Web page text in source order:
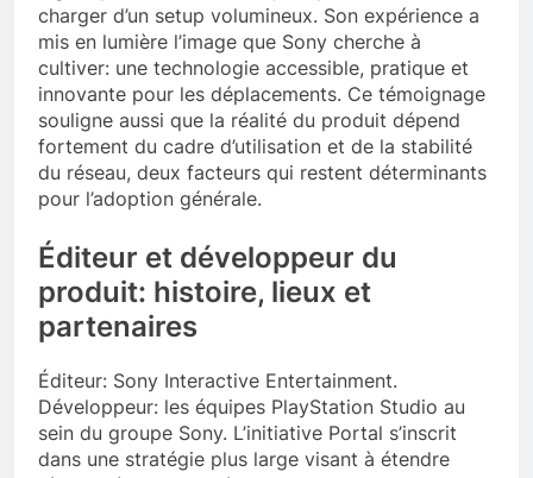
charger d’un setup volumineux. Son expérience a
mis en lumière l’image que Sony cherche à
cultiver: une technologie accessible, pratique et
innovante pour les déplacements. Ce témoignage
souligne aussi que la réalité du produit dépend
fortement du cadre d’utilisation et de la stabilité
du réseau, deux facteurs qui restent déterminants
pour l’adoption générale.
Éditeur et développeur du
produit: histoire, lieux et
partenaires
Éditeur: Sony Interactive Entertainment.
Développeur: les équipes PlayStation Studio au
sein du groupe Sony. L’initiative Portal s’inscrit
dans une stratégie plus large visant à étendre